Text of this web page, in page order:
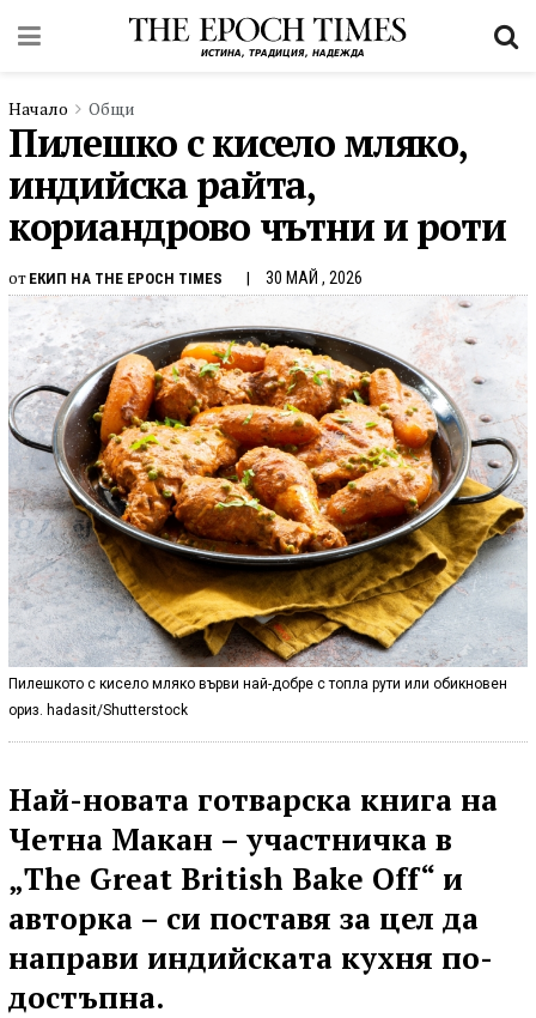
Начало Общи
Пилешко с кисело мляко,
индийска райта,
кориандрово чътни и роти
от ЕКИП НА THE EPOCH TIMES 30 МАЙ , 2026
Пилешкото с кисело мляко върви най-добре с топла рути или обикновен
ориз. hadasit/Shutterstock
Най-новата готварска книга на
Четна Макан – участничка в
„The Great British Bake Off“ и
авторка – си поставя за цел да
направи индийската кухня по-
достъпна.